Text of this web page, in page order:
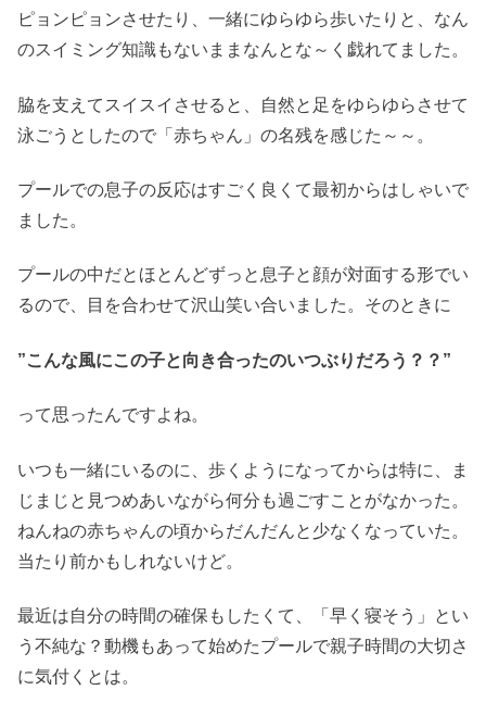
ピョンピョンさせたり、一緒にゆらゆら歩いたりと、なん
のスイミング知識もないままなんとな～く戯れてました。
脇を支えてスイスイさせると、自然と足をゆらゆらさせて
泳ごうとしたので「赤ちゃん」の名残を感じた～～。
プールでの息子の反応はすごく良くて最初からはしゃいで
ました。
プールの中だとほとんどずっと息子と顔が対面する形でい
るので、目を合わせて沢山笑い合いました。そのときに
”こんな風にこの子と向き合ったのいつぶりだろう？？”
って思ったんですよね。
いつも一緒にいるのに、歩くようになってからは特に、ま
じまじと見つめあいながら何分も過ごすことがなかった。
ねんねの赤ちゃんの頃からだんだんと少なくなっていた。
当たり前かもしれないけど。
最近は自分の時間の確保もしたくて、「早く寝そう」とい
う不純な？動機もあって始めたプールで親子時間の大切さ
に気付くとは。